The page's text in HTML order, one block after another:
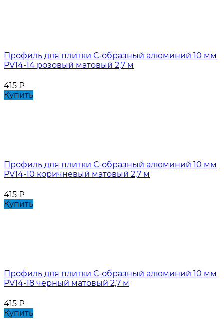
Профиль для плитки С-образный алюминий 10 мм
PV14-14 розовый матовый 2,7 м
415 ₽
Купить
Профиль для плитки С-образный алюминий 10 мм
PV14-10 коричневый матовый 2,7 м
415 ₽
Купить
Профиль для плитки С-образный алюминий 10 мм
PV14-18 черный матовый 2,7 м
415 ₽
Купить